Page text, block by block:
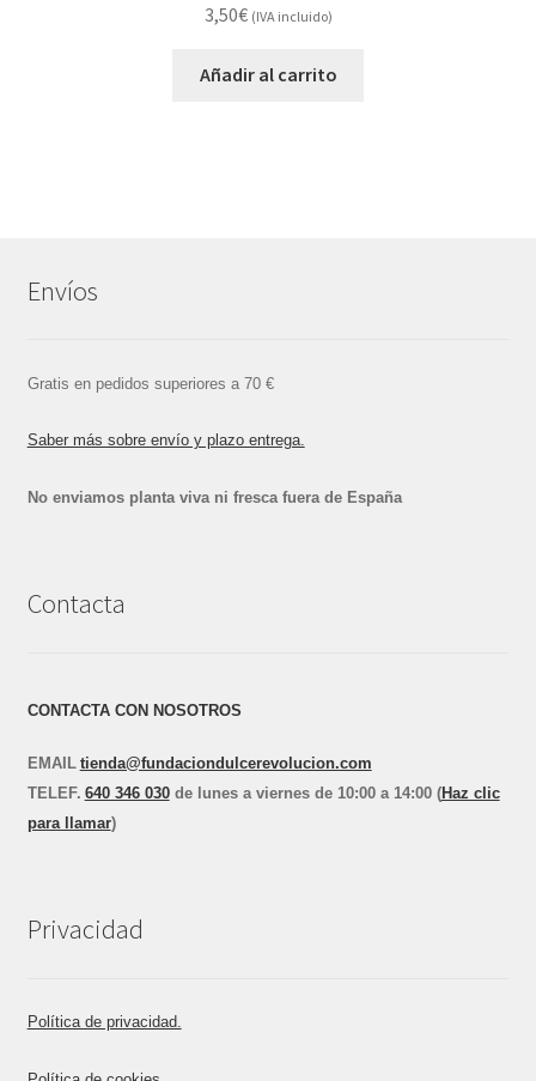
3,50€ (IVA incluido)
Añadir al carrito
Envíos
Gratis en pedidos superiores a 70 €
Saber más sobre envío y plazo entrega.
No enviamos planta viva ni fresca fuera de España
Contacta
CONTACTA CON NOSOTROS
EMAIL tienda@fundaciondulcerevolucion.com
TELEF. 640 346 030de lunes a viernes de 10:00 a 14:00 (Haz clic
para llamar)
Privacidad
Política de privacidad.